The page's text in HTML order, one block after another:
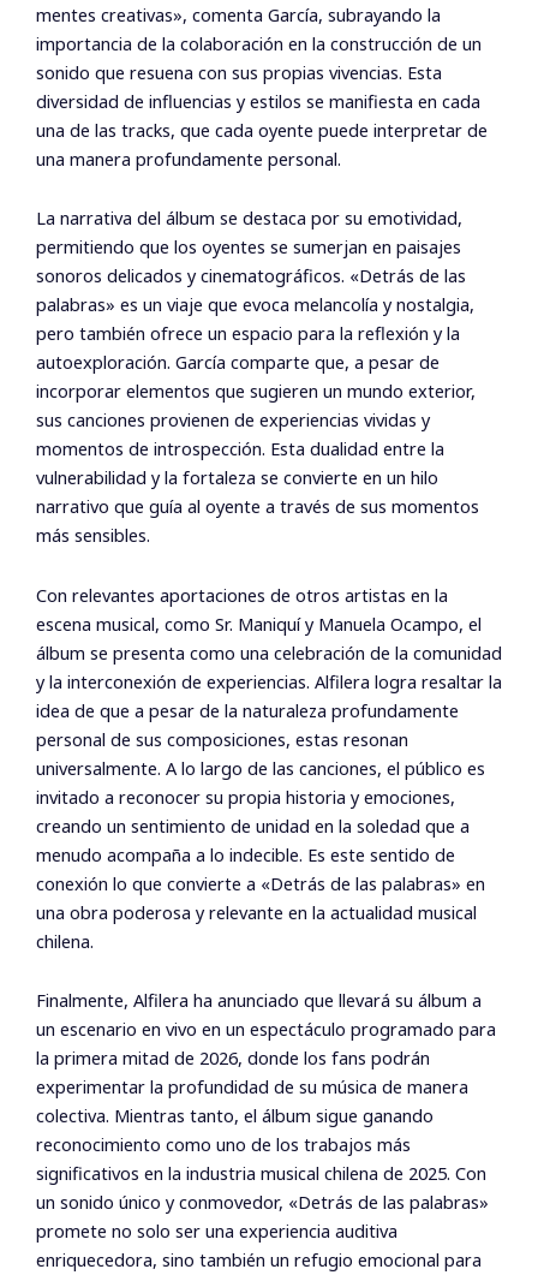
mentes creativas», comenta García, subrayando la
importancia de la colaboración en la construcción de un
sonido que resuena con sus propias vivencias. Esta
diversidad de influencias y estilos se manifiesta en cada
una de las tracks, que cada oyente puede interpretar de
una manera profundamente personal.
La narrativa del álbum se destaca por su emotividad,
permitiendo que los oyentes se sumerjan en paisajes
sonoros delicados y cinematográficos. «Detrás de las
palabras» es un viaje que evoca melancolía y nostalgia,
pero también ofrece un espacio para la reflexión y la
autoexploración. García comparte que, a pesar de
incorporar elementos que sugieren un mundo exterior,
sus canciones provienen de experiencias vividas y
momentos de introspección. Esta dualidad entre la
vulnerabilidad y la fortaleza se convierte en un hilo
narrativo que guía al oyente a través de sus momentos
más sensibles.
Con relevantes aportaciones de otros artistas en la
escena musical, como Sr. Maniquí y Manuela Ocampo, el
álbum se presenta como una celebración de la comunidad
y la interconexión de experiencias. Alfilera logra resaltar la
idea de que a pesar de la naturaleza profundamente
personal de sus composiciones, estas resonan
universalmente. A lo largo de las canciones, el público es
invitado a reconocer su propia historia y emociones,
creando un sentimiento de unidad en la soledad que a
menudo acompaña a lo indecible. Es este sentido de
conexión lo que convierte a «Detrás de las palabras» en
una obra poderosa y relevante en la actualidad musical
chilena.
Finalmente, Alfilera ha anunciado que llevará su álbum a
un escenario en vivo en un espectáculo programado para
la primera mitad de 2026, donde los fans podrán
experimentar la profundidad de su música de manera
colectiva. Mientras tanto, el álbum sigue ganando
reconocimiento como uno de los trabajos más
significativos en la industria musical chilena de 2025. Con
un sonido único y conmovedor, «Detrás de las palabras»
promete no solo ser una experiencia auditiva
enriquecedora, sino también un refugio emocional para